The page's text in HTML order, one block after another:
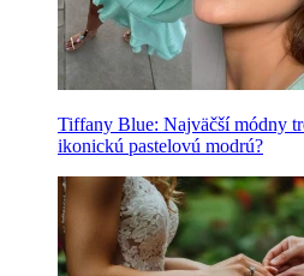
Tiffany Blue: Najväčší módny
ikonickú pastelovú modrú?